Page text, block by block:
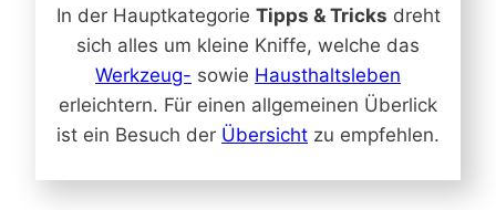
In der Hauptkategorie Tipps & Tricks dreht
sich alles um kleine Kniffe, welche das
Werkzeug- sowie Hausthaltsleben
erleichtern. Für einen allgemeinen Überlick
ist ein Besuch der Übersicht zu empfehlen.